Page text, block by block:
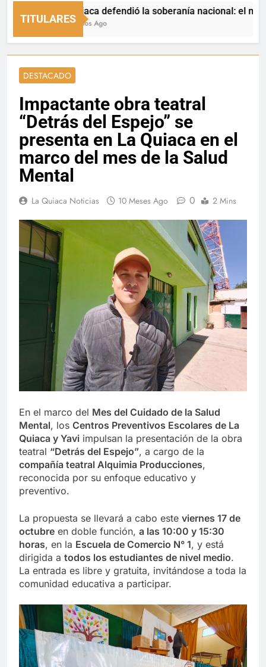
TITULARES
La Quiaca defendió la soberanía nacional: el
21 Minutos Ago
DESTACADO
Impactante obra teatral
“Detrás del Espejo” se
presenta en La Quiaca en el
marco del mes de la Salud
Mental
La Quiaca Noticias 10 Meses Ago 0 2 Mins
En el marco del Mes del Cuidado de la Salud
Mental, los Centros Preventivos Escolares de La
Quiaca y Yavi impulsan la presentación de la obra
teatral “Detrás del Espejo”, a cargo de la
compañía teatral Alquimia Producciones,
reconocida por su enfoque educativo y
preventivo.
La propuesta se llevará a cabo este viernes 17 de
octubre en doble función, a las 10:00 y 15:30
horas, en la Escuela de Comercio N° 1, y está
dirigida a todos los estudiantes de nivel medio.
La entrada es libre y gratuita, invitándose a toda la
comunidad educativa a participar.